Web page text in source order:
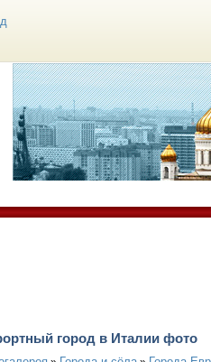
город в Италии фото